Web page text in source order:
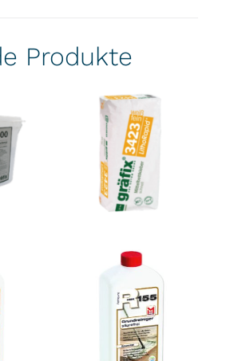
Produkte